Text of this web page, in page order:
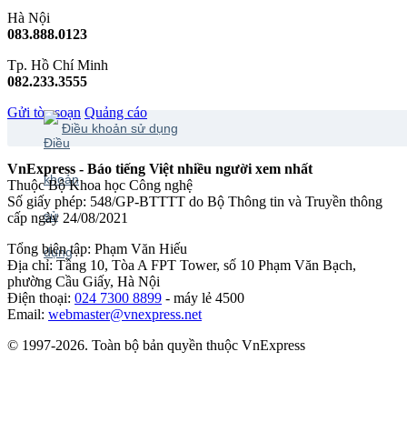
Hà Nội
083.888.0123
Tp. Hồ Chí Minh
082.233.3555
Gửi tòa soạn Quảng cáo
Điều khoản sử dụng
VnExpress - Báo tiếng Việt nhiều người xem nhất
Thuộc Bộ Khoa học Công nghệ
Số giấy phép: 548/GP-BTTTT do Bộ Thông tin và Truyền thông
cấp ngày 24/08/2021
Tổng biên tập: Phạm Văn Hiếu
Địa chỉ: Tầng 10, Tòa A FPT Tower, số 10 Phạm Văn Bạch,
phường Cầu Giấy, Hà Nội
Điện thoại: 024 7300 8899 - máy lẻ 4500
Email: webmaster@vnexpress.net
© 1997-2026. Toàn bộ bản quyền thuộc VnExpress